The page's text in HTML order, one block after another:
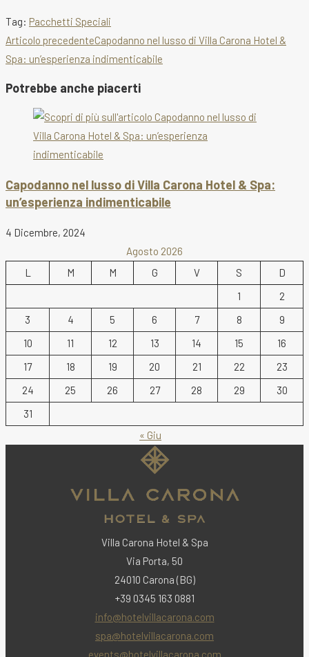
Tag: Pacchetti Speciali
Leggi
altri
articoli
Articolo precedenteCapodanno nel lusso di Villa Carona Hotel &
Spa: un’esperienza indimenticabile
Potrebbe anche piacerti
Capodanno nel lusso di Villa Carona Hotel & Spa:
un’esperienza indimenticabile
4 Dicembre, 2024
Agosto 2026
L
M M G V S
D
1
2
3
4 5 6 7 8
9
10
11 12 13 14 15
16
17
18 19 20 21 22
23
24
25 26 27 28 29
30
31
« Giu
Villa Carona Hotel & Spa
Via Porta, 50
24010 Carona (BG)
+39 0345 163 0881
info@hotelvillacarona.com
spa@hotelvillacarona.com
events@hotelvillacarona.com